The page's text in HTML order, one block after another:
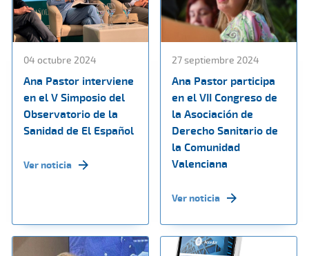
04 octubre 2024
Ana Pastor interviene
en el V Simposio del
Observatorio de la
Sanidad de El Español
Ver noticia
27 septiembre 2024
Ana Pastor participa
en el VII Congreso de
la Asociación de
Derecho Sanitario de
la Comunidad
Valenciana
Ver noticia